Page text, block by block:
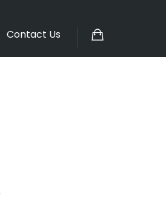
Contact Us